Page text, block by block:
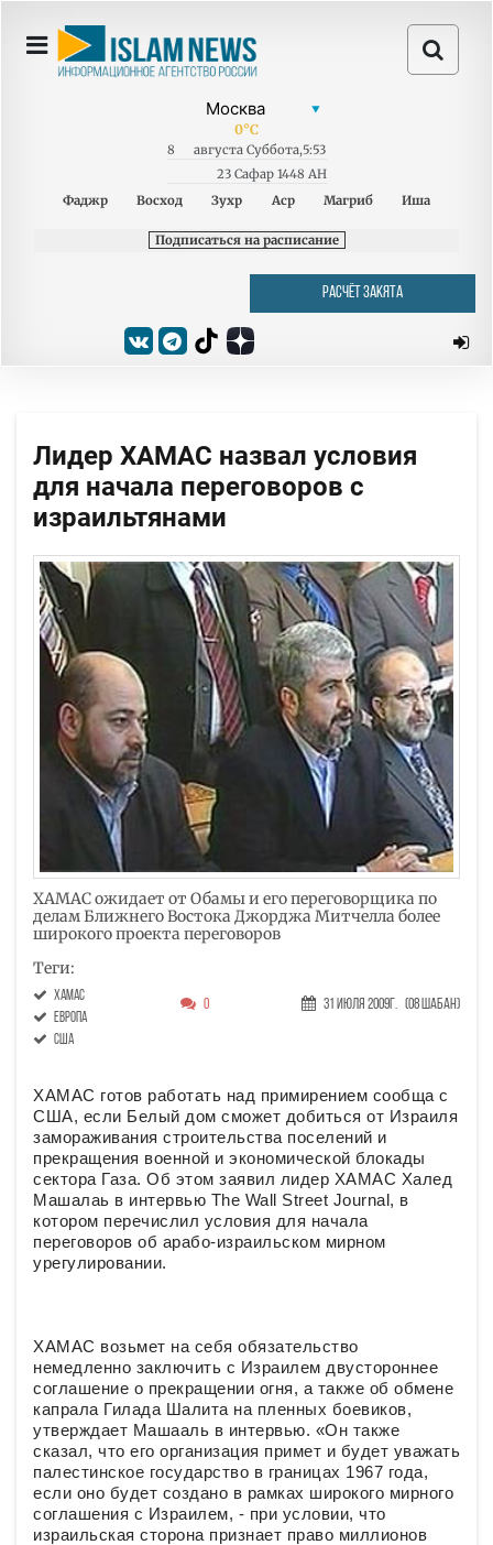
0°C
8 августа Суббота,5:53
23 Сафар 1448 AH
Фаджр
Восход Зухр Аср Магриб Иша
Подписаться на расписание
РАСЧЁТ ЗАКЯТА
Лидер ХАМАС назвал условия
для начала переговоров с
израильтянами
ХАМАС ожидает от Обамы и его переговорщика по
делам Ближнего Востока Джорджа Митчелла более
широкого проекта переговоров
Теги:
ХАМАС
Европа
США
0 31 Июля 2009г. (08 Шабан)
ХАМАС готов работать над примирением сообща с
США, если Белый дом сможет добиться от Израиля
замораживания строительства поселений и
прекращения военной и экономической блокады
сектора Газа. Об этом заявил лидер ХАМАС Халед
Машалаь в интервью The Wall Street Journal, в
котором перечислил условия для начала
переговоров об арабо-израильском мирном
урегулировании.
ХАМАС возьмет на себя обязательство
немедленно заключить с Израилем двустороннее
соглашение о прекращении огня, а также об обмене
капрала Гилада Шалита на пленных боевиков,
утверждает Машааль в интервью. «Он также
сказал, что его организация примет и будет уважать
палестинское государство в границах 1967 года,
если оно будет создано в рамках широкого мирного
соглашения с Израилем, - при условии, что
израильская сторона признает право миллионов